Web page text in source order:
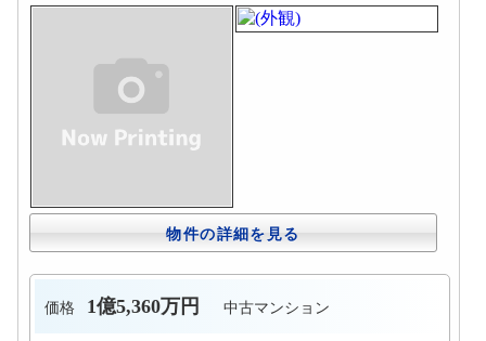
物件の詳細を見る
価格 1億5,360万円 中古マンション